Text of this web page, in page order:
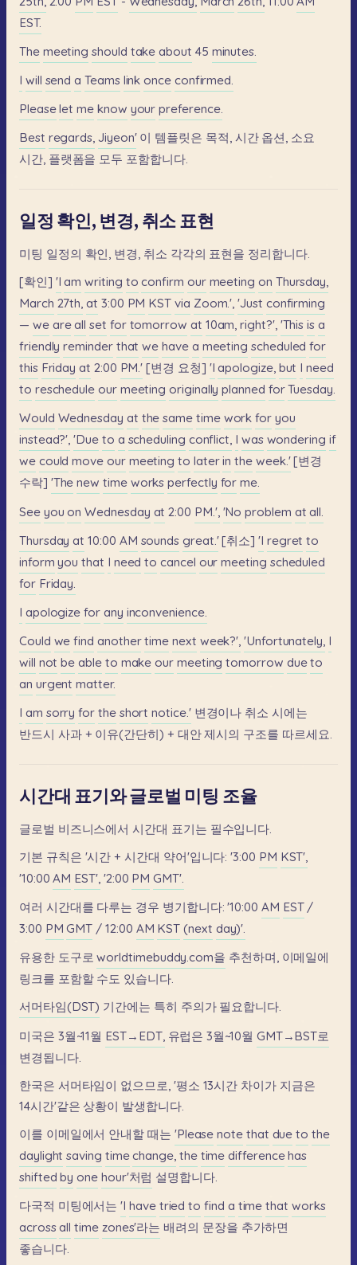
EST.
The meeting should take about 45 minutes.
I will send a Teams link once confirmed.
Please let me know your preference.
Best regards, Jiyeon' 이 템플릿은 목적, 시간 옵션, 소요
시간, 플랫폼을 모두 포함합니다.
일정 확인, 변경, 취소 표현
미팅 일정의 확인, 변경, 취소 각각의 표현을 정리합니다.
[확인] 'I am writing to confirm our meeting on Thursday,
March 27th, at 3:00 PM KST via Zoom.', 'Just confirming
— we are all set for tomorrow at 10am, right?', 'This is a
friendly reminder that we have a meeting scheduled for
this Friday at 2:00 PM.' [변경 요청] 'I apologize, but I need
to reschedule our meeting originally planned for Tuesday.
Would Wednesday at the same time work for you
instead?', 'Due to a scheduling conflict, I was wondering if
we could move our meeting to later in the week.' [변경
수락] 'The new time works perfectly for me.
See you on Wednesday at 2:00 PM.', 'No problem at all.
Thursday at 10:00 AM sounds great.' [취소] 'I regret to
inform you that I need to cancel our meeting scheduled
for Friday.
I apologize for any inconvenience.
Could we find another time next week?', 'Unfortunately, I
will not be able to make our meeting tomorrow due to
an urgent matter.
I am sorry for the short notice.' 변경이나 취소 시에는
반드시 사과 + 이유(간단히) + 대안 제시의 구조를 따르세요.
시간대 표기와 글로벌 미팅 조율
글로벌 비즈니스에서 시간대 표기는 필수입니다.
기본 규칙은 '시간 + 시간대 약어'입니다: '3:00 PM KST',
'10:00 AM EST', '2:00 PM GMT'.
여러 시간대를 다루는 경우 병기합니다: '10:00 AM EST /
3:00 PM GMT / 12:00 AM KST (next day)'.
유용한 도구로 worldtimebuddy.com을 추천하며, 이메일에
링크를 포함할 수도 있습니다.
서머타임(DST) 기간에는 특히 주의가 필요합니다.
미국은 3월~11월 EST→EDT, 유럽은 3월~10월 GMT→BST로
변경됩니다.
한국은 서머타임이 없으므로, '평소 13시간 차이가 지금은
14시간'같은 상황이 발생합니다.
이를 이메일에서 안내할 때는 'Please note that due to the
daylight saving time change, the time difference has
shifted by one hour'처럼 설명합니다.
다국적 미팅에서는 'I have tried to find a time that works
across all time zones'라는 배려의 문장을 추가하면
좋습니다.